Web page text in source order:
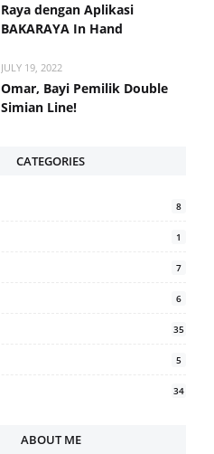
Raya dengan Aplikasi
BAKARAYA In Hand
JULY 19, 2022
Omar, Bayi Pemilik Double
Simian Line!
CATEGORIES
8
1
7
6
35
5
34
ABOUT ME